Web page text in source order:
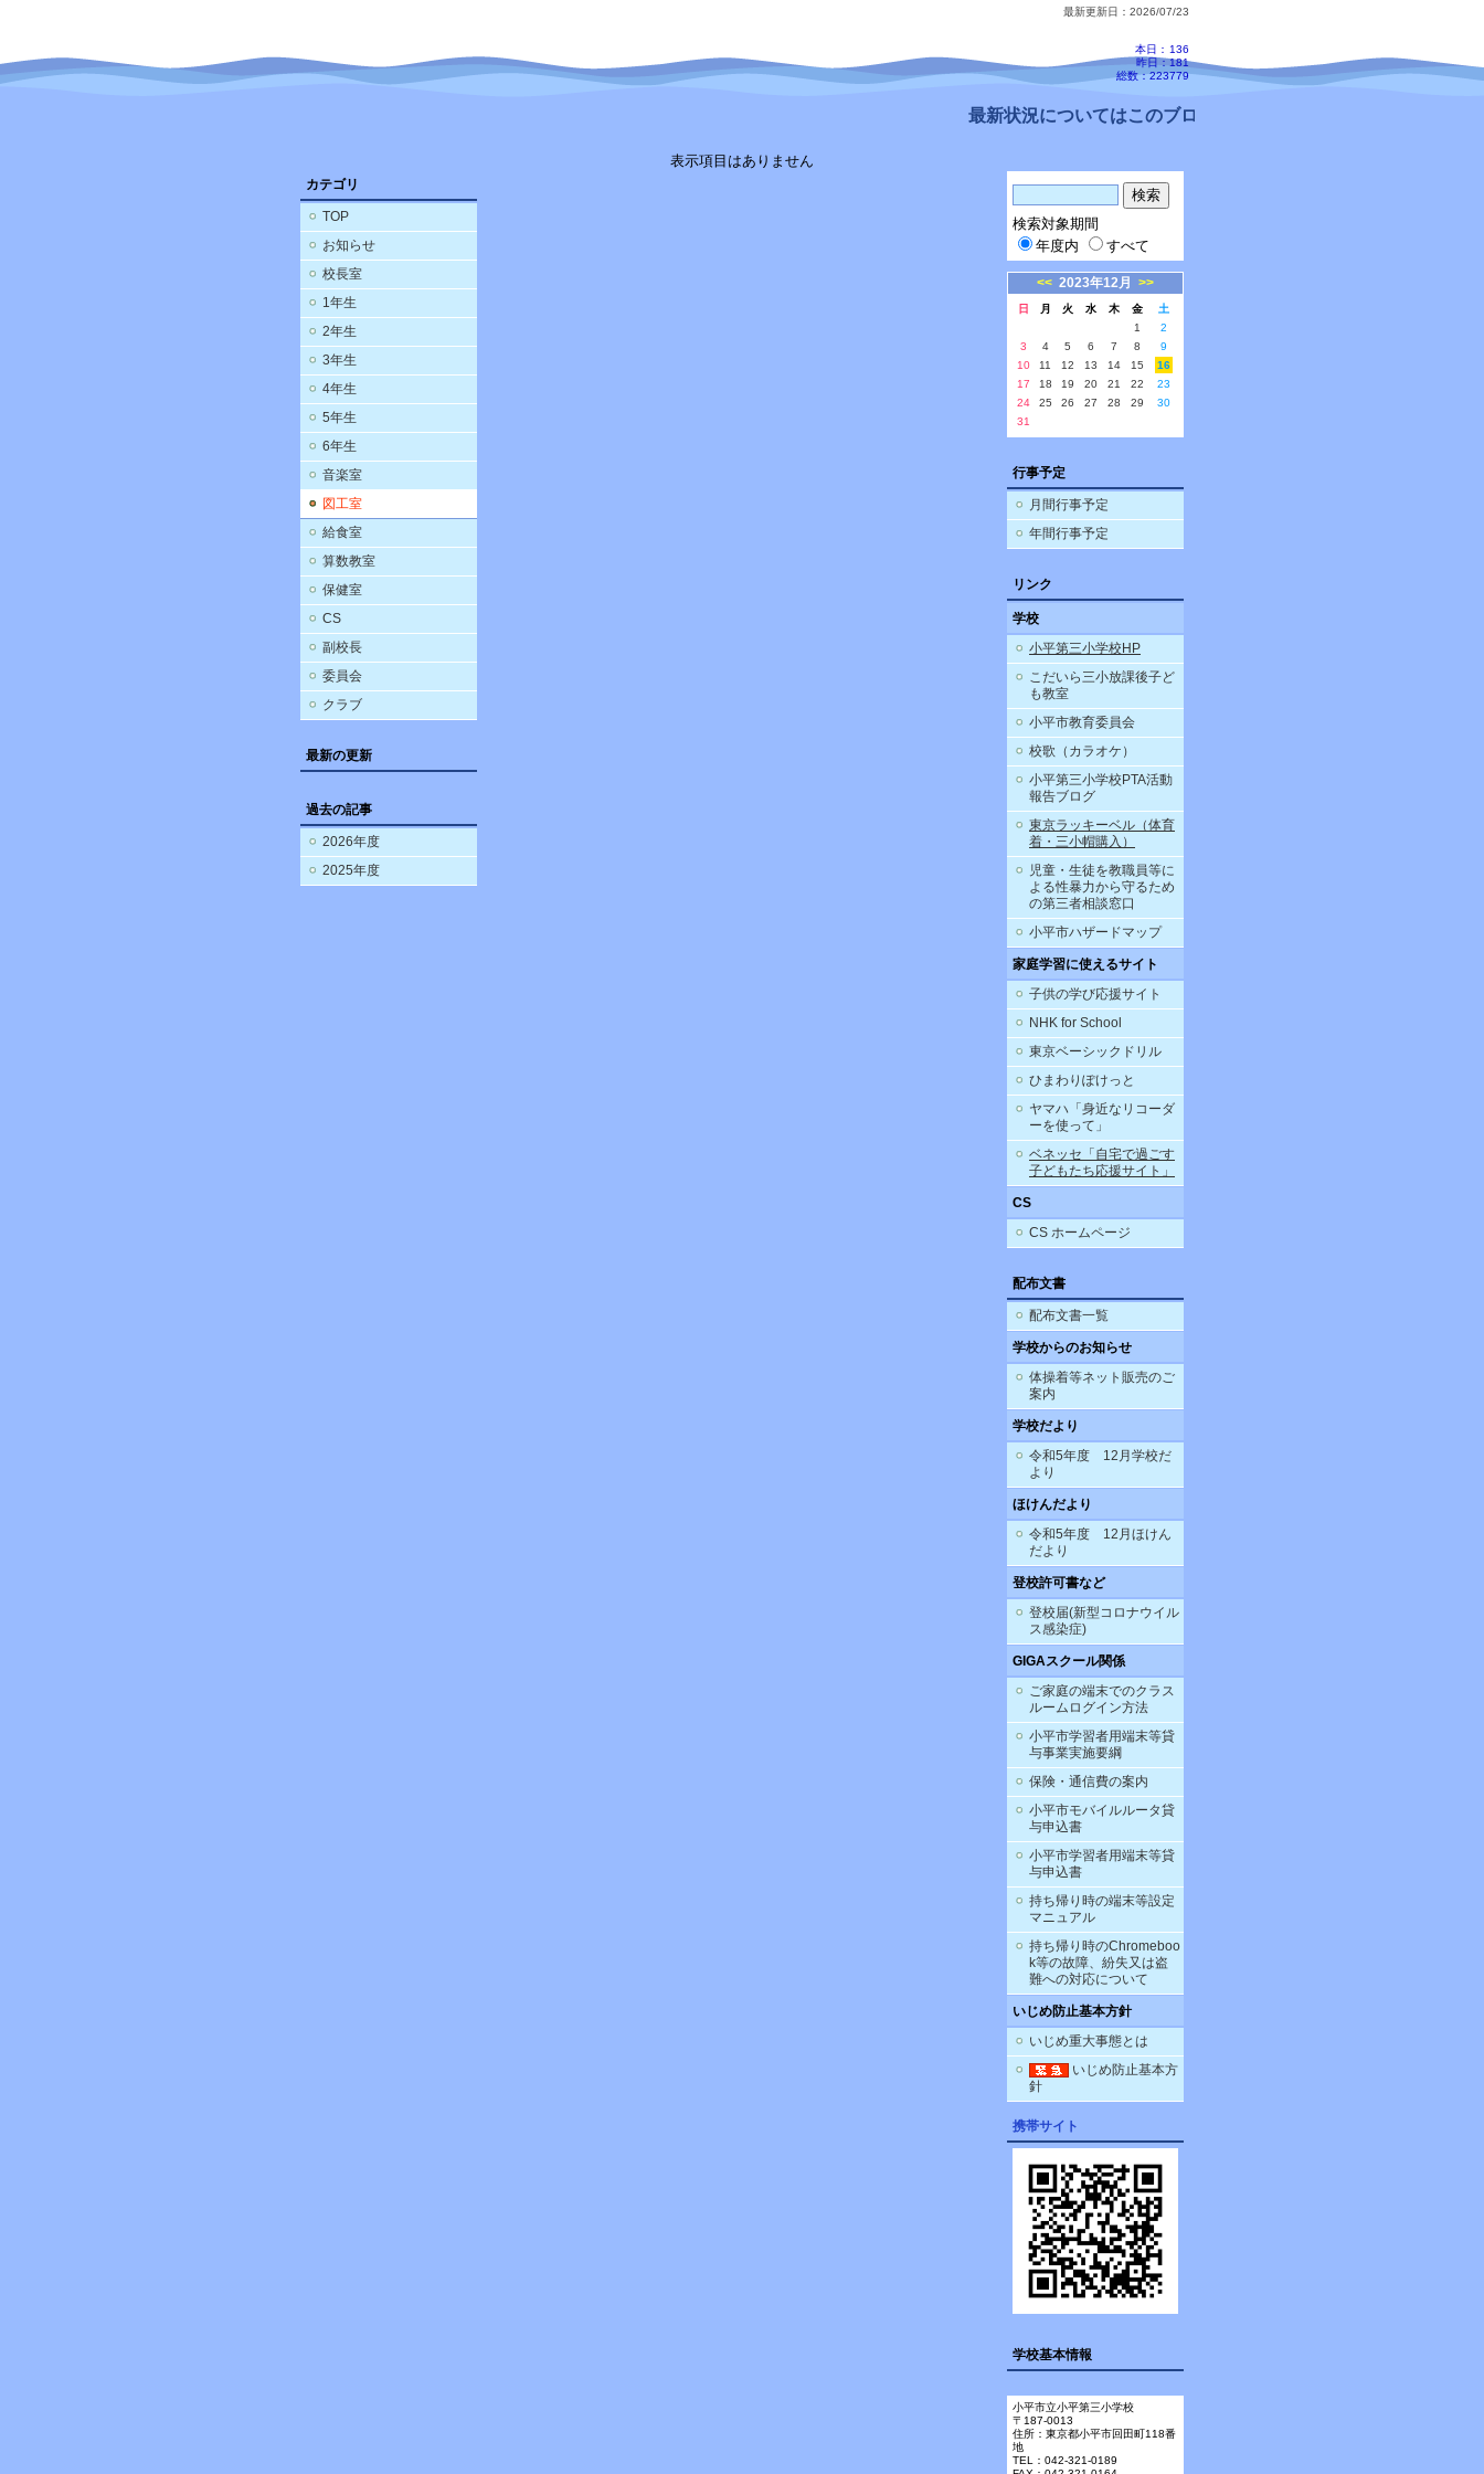
最新更新日：2026/07/23
本日： 136
昨日：181
総数：223779
最新状況についてはこのブログ、配信メールをご確認ください。
カテゴリ
TOP
お知らせ
校長室
1年生
2年生
3年生
4年生
5年生
6年生
音楽室
図工室
給食室
算数教室
保健室
CS
副校長
委員会
クラブ
最新の更新
過去の記事
2026年度
2025年度
表示項目はありません
検索対象期間
年度内
すべて
<< 2023年12月 >>
日 月 火 水 木 金
土
1
2
3
4 5 6 7 8
9
10
11 12 13 14 15
16
17
18 19 20 21 22
23
24
25 26 27 28 29
30
31
行事予定
月間行事予定
年間行事予定
リンク
学校
小平第三小学校HP
こだいら三小放課後子ど
も教室
小平市教育委員会
校歌（カラオケ）
小平第三小学校PTA活動
報告ブログ
東京ラッキーベル（体育
着・三小帽購入）
児童・生徒を教職員等に
よる性暴力から守るため
の第三者相談窓口
小平市ハザードマップ
家庭学習に使えるサイト
子供の学び応援サイト
NHK for School
東京ベーシックドリル
ひまわりぽけっと
ヤマハ「身近なリコーダ
ーを使って」
ベネッセ「自宅で過ごす
子どもたち応援サイト」
CS
CS ホームページ
配布文書
配布文書一覧
学校からのお知らせ
体操着等ネット販売のご
案内
学校だより
令和5年度 12月学校だ
より
ほけんだより
令和5年度 12月ほけん
だより
登校許可書など
登校届(新型コロナウイル
ス感染症)
GIGAスクール関係
ご家庭の端末でのクラス
ルームログイン方法
小平市学習者用端末等貸
与事業実施要綱
保険・通信費の案内
小平市モバイルルータ貸
与申込書
小平市学習者用端末等貸
与申込書
持ち帰り時の端末等設定
マニュアル
持ち帰り時のChromeboo
k等の故障、紛失又は盗
難への対応について
いじめ防止基本方針
いじめ重大事態とは
いじめ防止基本方
針
携帯サイト
学校基本情報
小平市立小平第三小学校
〒187-0013
住所：東京都小平市回田町118番
地
TEL：042-321-0189